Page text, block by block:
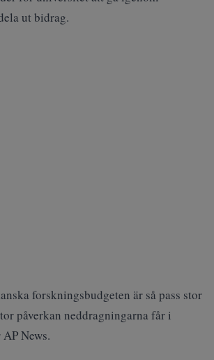
ut bidrag.
forskningsbudgeten är så pass stor
påverkan neddragningarna får i
AP News.